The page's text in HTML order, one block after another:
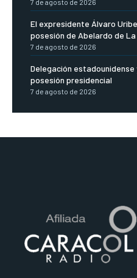
7 de agosto de 2026
El expresidente Álvaro
posesión de Abelardo de
7 de agosto de 2026
Delegación
posesión presidencial
7 de agosto de 2026